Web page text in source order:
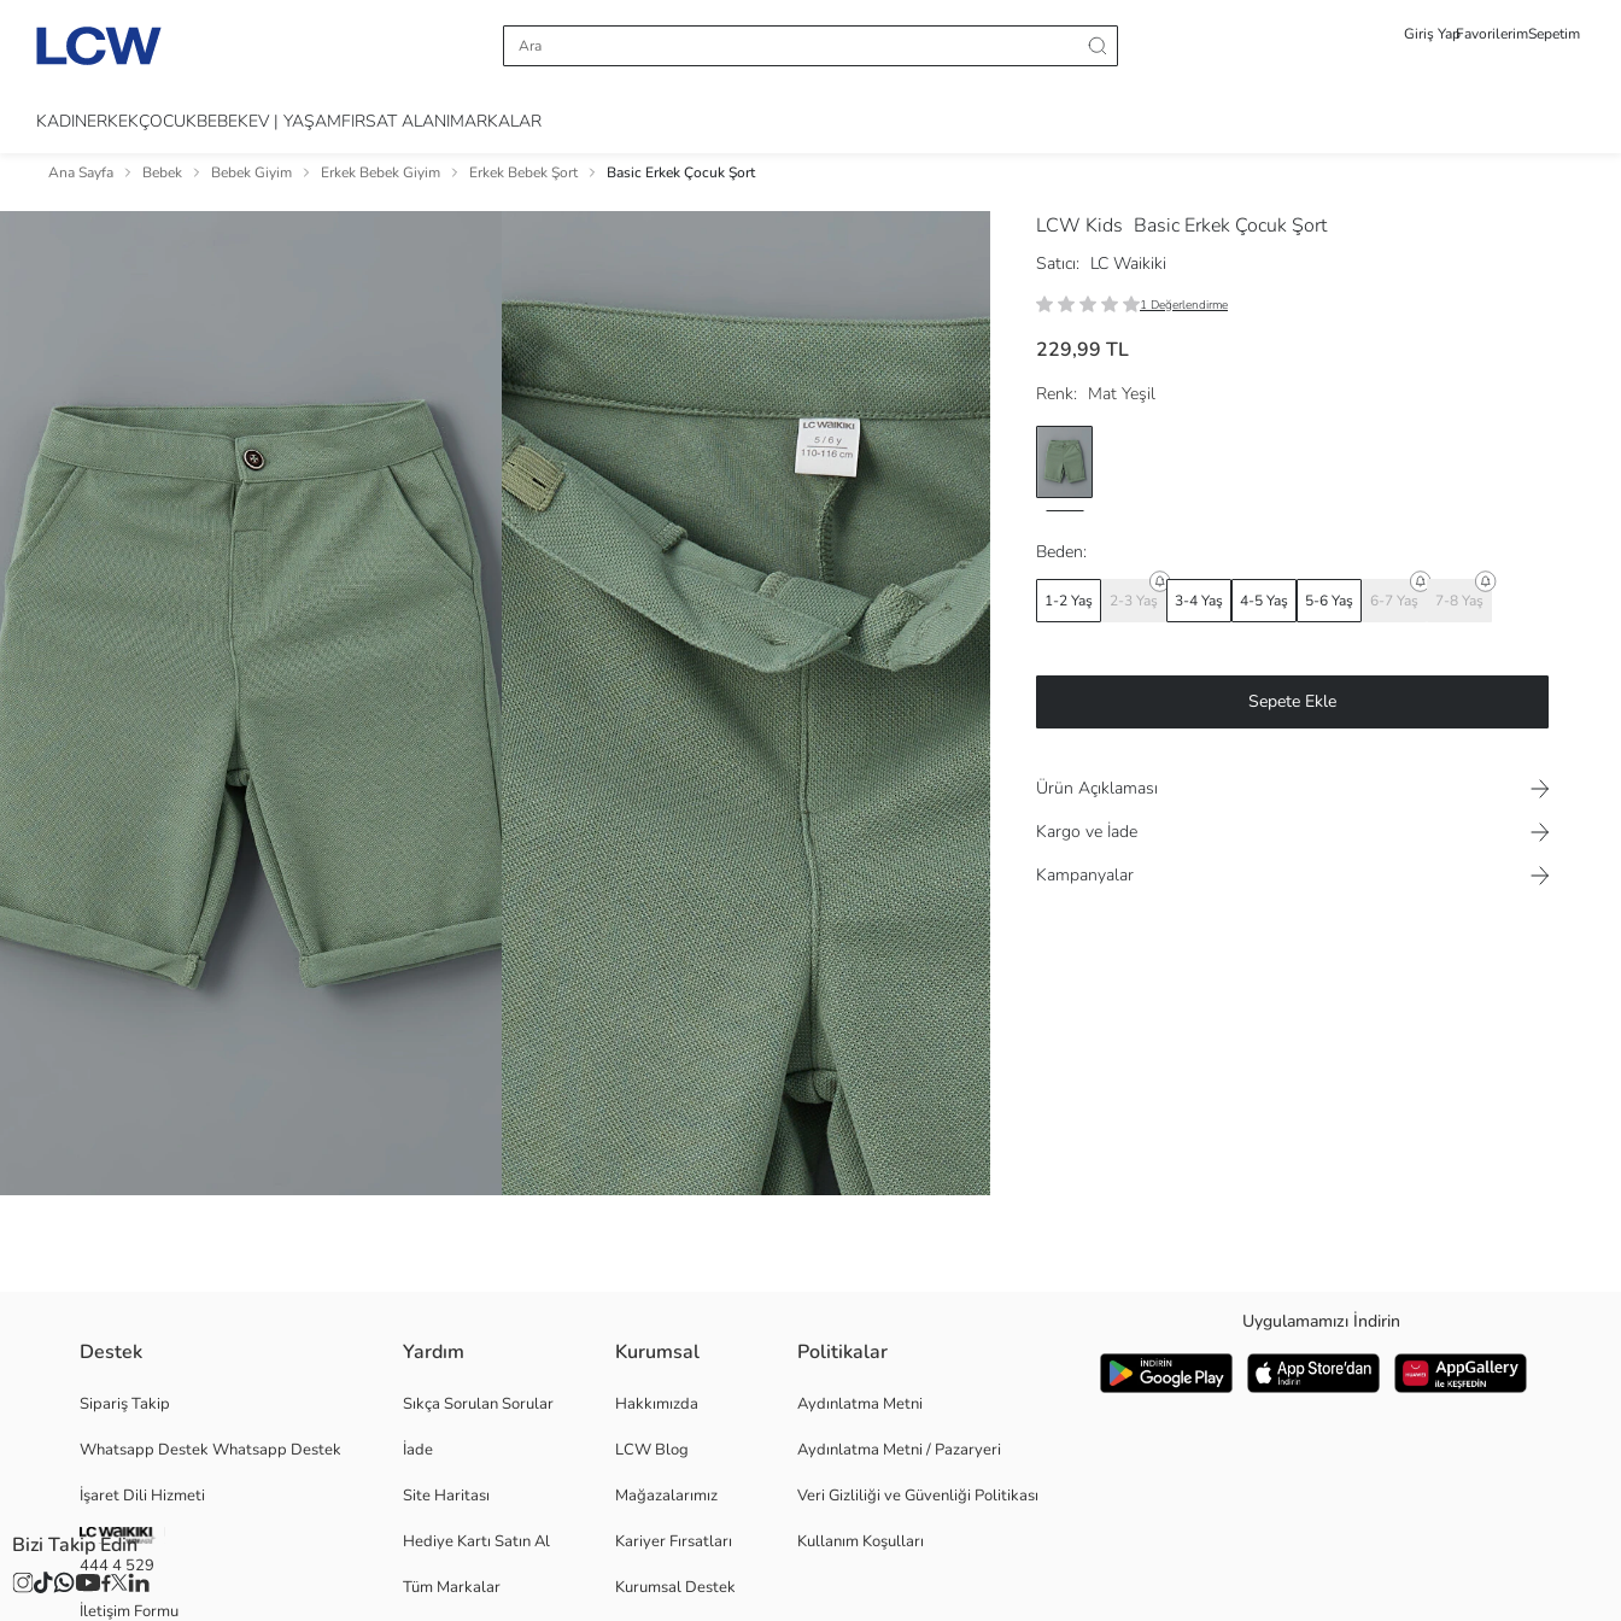
Giriş YapFavorilerimSepetim
KADINERKEKÇOCUKBEBEKEV | YAŞAMFIRSAT ALANIMARKALAR
Ana Sayfa Bebek Bebek Giyim Erkek Bebek Giyim Erkek Bebek Şort Basic Erkek Çocuk Şort
LCW Kids Basic Erkek Çocuk Şort
Satıcı: LC Waikiki
1 Değerlendirme
229,99 TL
Renk: Mat Yeşil
Beden:
1-2 Yaş 2-3 Yaş 3-4 Yaş 4-5 Yaş 5-6 Yaş 6-7 Yaş 7-8 Yaş
Sepete Ekle
Ürün Açıklaması
Kargo ve İade
Kampanyalar
Kalıp:
Bel Fiti:
Destek
Sipariş Takip
Whatsapp Destek Whatsapp Destek
İşaret Dili Hizmeti
444 4 529
İletişim Formu
Yardım
Sıkça Sorulan Sorular
İade
Site Haritası
Hediye Kartı Satın Al
Tüm Markalar
Kurumsal
Hakkımızda
LCW Blog
Mağazalarımız
Kariyer Fırsatları
Kurumsal Destek
Politikalar
Aydınlatma Metni
Aydınlatma Metni / Pazaryeri
Veri Gizliliği ve Güvenliği Politikası
Kullanım Koşulları
Uygulamamızı İndirin
Bizi Takip Edin